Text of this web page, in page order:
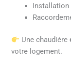
Installation
Une chaudière
votre logement.